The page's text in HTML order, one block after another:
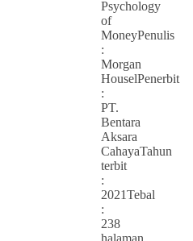
Psychology
of
MoneyPenulis
:
Morgan
HouselPenerbit
:
PT.
Bentara
Aksara
CahayaTahun
terbit
:
2021Tebal
:
238